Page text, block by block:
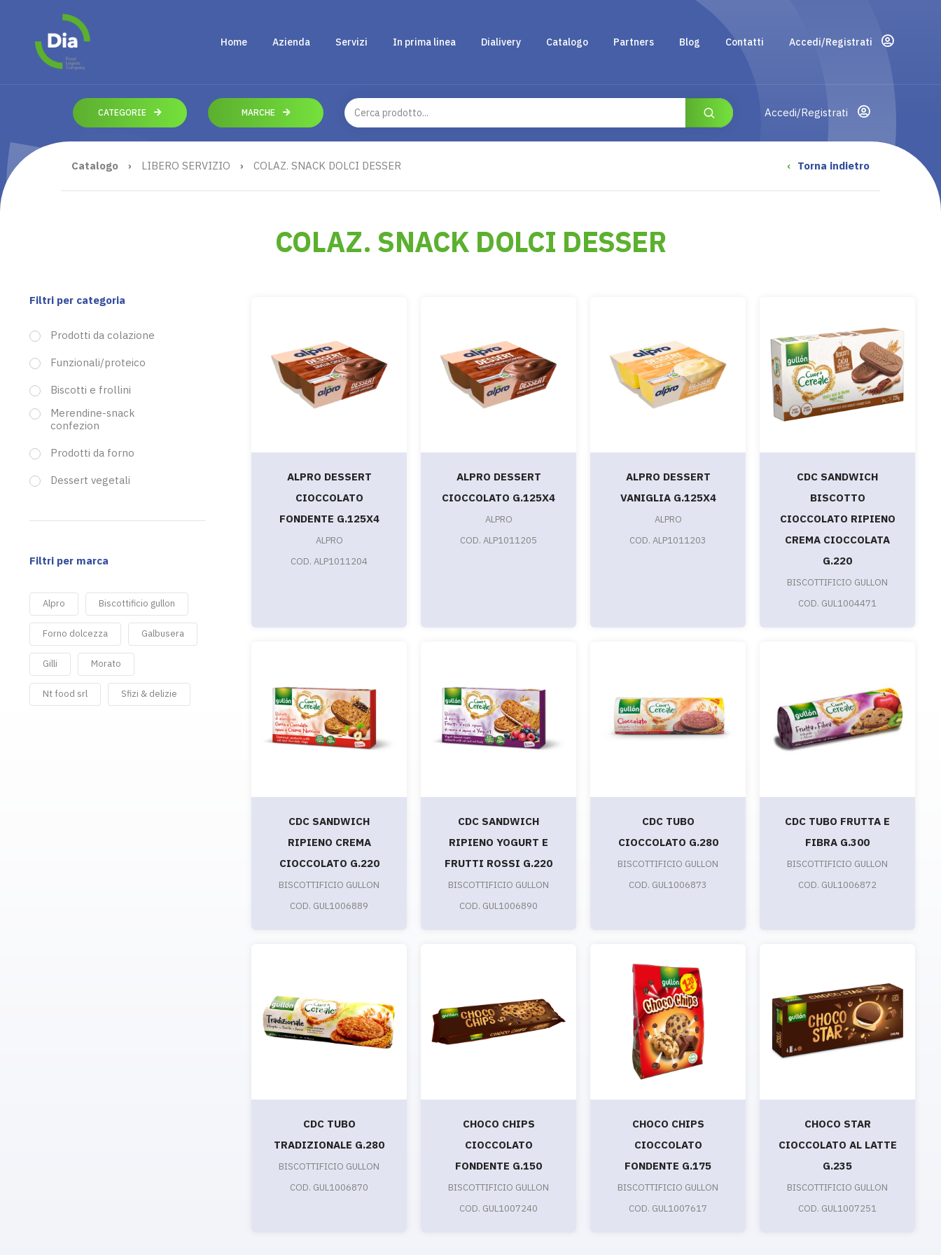
Home Azienda Servizi In prima linea Dialivery Catalogo Partners Blog Contatti Accedi/Registrati
CATEGORIE MARCHE Accedi/Registrati
Catalogo › LIBERO SERVIZIO › COLAZ. SNACK DOLCI DESSER ‹ Torna indietro
COLAZ. SNACK DOLCI DESSER
Filtri per categoria
Prodotti da colazione
Funzionali/proteico
Biscotti e frollini
Merendine-snack
confezion
Prodotti da forno
Dessert vegetali
Filtri per marca
Alpro Biscottificio gullon
Forno dolcezza Galbusera
Gilli Morato
Nt food srl Sfizi & delizie
ALPRO DESSERT
CIOCCOLATO
FONDENTE G.125X4
ALPRO
COD. ALP1011204
ALPRO DESSERT
CIOCCOLATO G.125X4
ALPRO
COD. ALP1011205
ALPRO DESSERT
VANIGLIA G.125X4
ALPRO
COD. ALP1011203
CDC SANDWICH
BISCOTTO
CIOCCOLATO RIPIENO
CREMA CIOCCOLATA
G.220
BISCOTTIFICIO GULLON
COD. GUL1004471
CDC SANDWICH
RIPIENO CREMA
CIOCCOLATO G.220
BISCOTTIFICIO GULLON
COD. GUL1006889
CDC SANDWICH
RIPIENO YOGURT E
FRUTTI ROSSI G.220
BISCOTTIFICIO GULLON
COD. GUL1006890
CDC TUBO
CIOCCOLATO G.280
BISCOTTIFICIO GULLON
COD. GUL1006873
CDC TUBO FRUTTA E
FIBRA G.300
BISCOTTIFICIO GULLON
COD. GUL1006872
CDC TUBO
TRADIZIONALE G.280
BISCOTTIFICIO GULLON
COD. GUL1006870
CHOCO CHIPS
CIOCCOLATO
FONDENTE G.150
BISCOTTIFICIO GULLON
COD. GUL1007240
CHOCO CHIPS
CIOCCOLATO
FONDENTE G.175
BISCOTTIFICIO GULLON
COD. GUL1007617
CHOCO STAR
CIOCCOLATO AL LATTE
G.235
BISCOTTIFICIO GULLON
COD. GUL1007251